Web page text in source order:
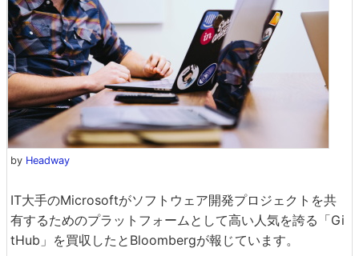
by Headway
IT大手のMicrosoftがソフトウェア開発プロジェクトを共
有するためのプラットフォームとして高い人気を誇る「Gi
tHub」を買収したとBloombergが報じています。